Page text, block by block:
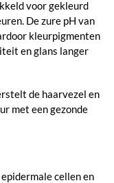
voor gekleurd
De zure pH van
kleurpigmenten
en glans langer
de haarvezel en
met een gezonde
cellen en